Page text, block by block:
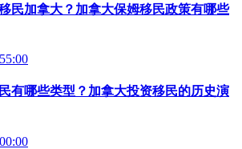
民加拿大？加拿大保姆移民政策有哪些
有哪些类型？加拿大投资移民的历史演